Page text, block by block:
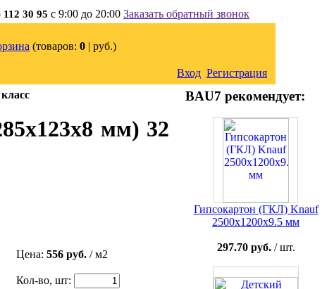
112 30 95 с 9:00 до 20:00 Заказать обратный звонок
(товаров: 0 | руб.)
Вход Регистрация
мм) 32
Цена: 556 руб. / м2
Кол-во, шт:
BAU7 рекомендует:
Гипсокартон (ГКЛ) Knauf
2500х1200х9.5 мм
297.70 руб./ шт.